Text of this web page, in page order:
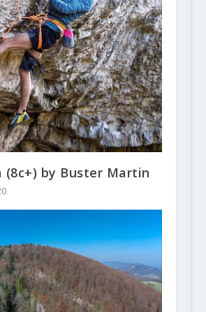
(8c+) by Buster Martin